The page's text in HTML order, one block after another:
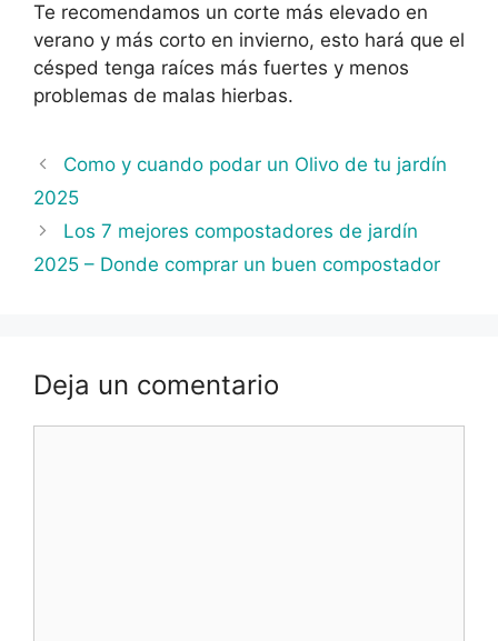
Te recomendamos un corte más elevado en
verano y más corto en invierno, esto hará que el
césped tenga raíces más fuertes y menos
problemas de malas hierbas.
Como y cuando podar un Olivo de tu jardín
2025
Los 7 mejores compostadores de jardín
2025 – Donde comprar un buen compostador
Deja un comentario